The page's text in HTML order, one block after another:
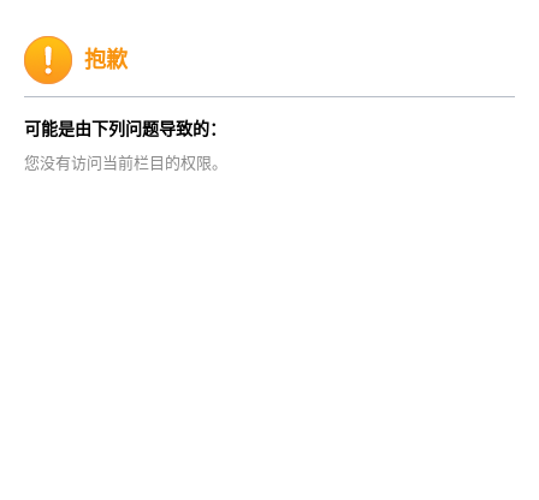
抱歉
可能是由下列问题导致的：
您没有访问当前栏目的权限。